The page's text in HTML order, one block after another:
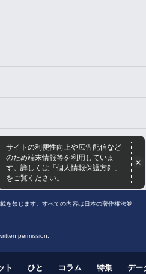
サイトの利便性向上や広告配信など
のため端末情報等を利用していま
す。詳しくは「個人情報保護方針」
をご覧ください。
を禁じます。すべての内容は日本の著作権法並
permission.
ト ひと コラム 特集 デー